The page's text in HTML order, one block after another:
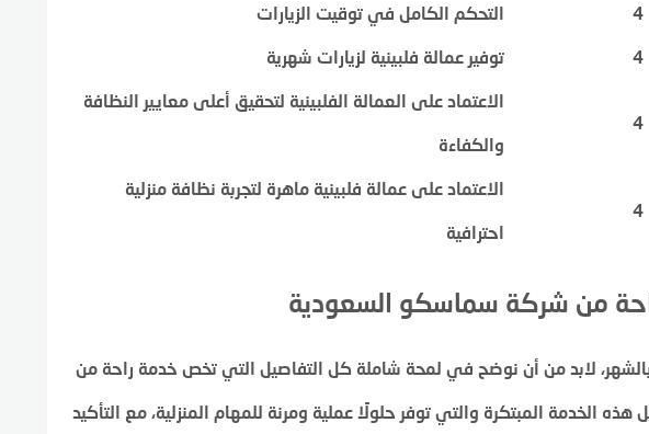
4 التحكم الكامل في توقيت الزيارات
4 توفير عمالة فلبينية لزيارات شهرية
4
الاعتماد على العمالة الفلبينية لتحقيق أعلى معايير النظافة
والكفاءة
4
الاعتماد على عمالة فلبينية ماهرة لتجربة نظافة منزلية
احترافية
من شركة سماسكو السعودية
لابد من أن نوضح في لمحة شاملة كل التفاصيل التي تخص خدمة راحة من
الخدمة المبتكرة والتي توفر حلولًا عملية ومرنة للمهام المنزلية، مع التأكيد